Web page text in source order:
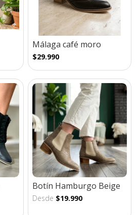
Málaga café moro
$29.990
Botín Hamburgo Beige
Desde $19.990